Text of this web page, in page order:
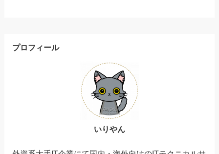
プロフィール
いりやん